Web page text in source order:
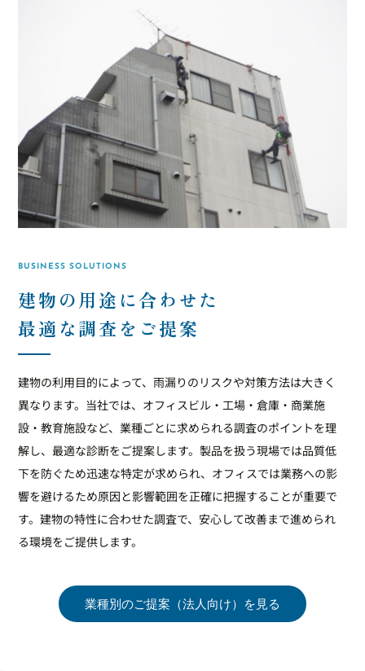
BUSINESS SOLUTIONS
建物の用途に合わせた
最適な調査をご提案
建物の利用目的によって、雨漏りのリスクや対策方法は大きく
異なります。当社では、オフィスビル・工場・倉庫・商業施
設・教育施設など、業種ごとに求められる調査のポイントを理
解し、最適な診断をご提案します。製品を扱う現場では品質低
下を防ぐため迅速な特定が求められ、オフィスでは業務への影
響を避けるため原因と影響範囲を正確に把握することが重要で
す。建物の特性に合わせた調査で、安心して改善まで進められ
る環境をご提供します。
業種別のご提案（法人向け）を見る